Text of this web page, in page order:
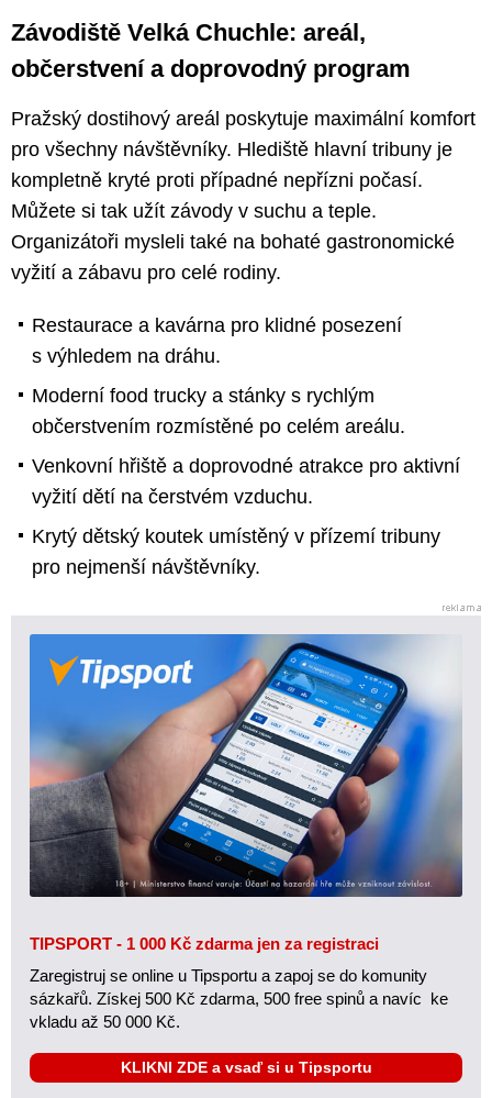
Závodiště Velká Chuchle: areál,
občerstvení a doprovodný program
Pražský dostihový areál poskytuje maximální komfort
pro všechny návštěvníky. Hlediště hlavní tribuny je
kompletně kryté proti případné nepřízni počasí.
Můžete si tak užít závody v suchu a teple.
Organizátoři mysleli také na bohaté gastronomické
vyžití a zábavu pro celé rodiny.
Restaurace a kavárna pro klidné posezení
s výhledem na dráhu.
Moderní food trucky a stánky s rychlým
občerstvením rozmístěné po celém areálu.
Venkovní hřiště a doprovodné atrakce pro aktivní
vyžití dětí na čerstvém vzduchu.
Krytý dětský koutek umístěný v přízemí tribuny
pro nejmenší návštěvníky.
TIPSPORT - 1 000 Kč zdarma jen za registraci
Zaregistruj se online u Tipsportu a zapoj se do komunity
sázkařů. Získej 500 Kč zdarma, 500 free spinů a navíc ke
vkladu až 50 000 Kč.
KLIKNI ZDE a vsaď si u Tipsportu